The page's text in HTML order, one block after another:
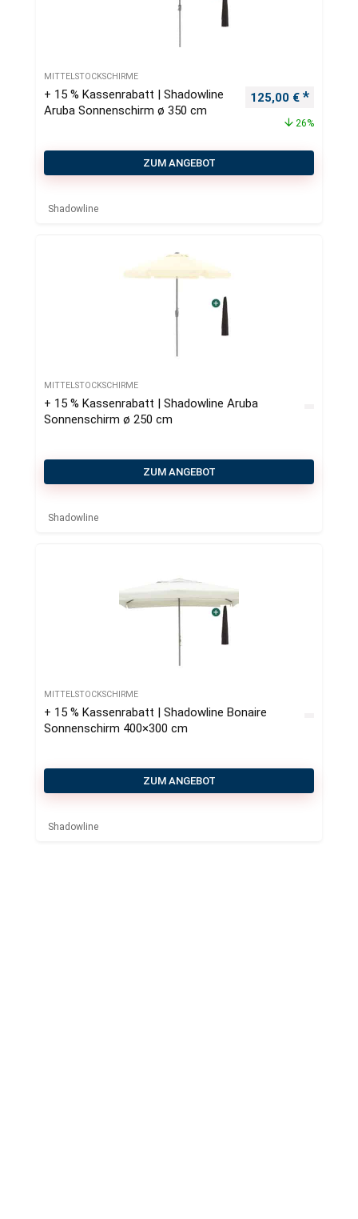
MITTELSTOCKSCHIRME
+ 15 % Kassenrabatt | Shadowline
Aruba Sonnenschirm ø 350 cm
Ursprünglicher
125,00 €
26%
ZUM ANGEBOT
Shadowline
MITTELSTOCKSCHIRME
+ 15 % Kassenrabatt | Shadowline Aruba
Sonnenschirm ø 250 cm
ZUM ANGEBOT
Shadowline
MITTELSTOCKSCHIRME
+ 15 % Kassenrabatt | Shadowline Bonaire
Sonnenschirm 400×300 cm
ZUM ANGEBOT
Shadowline